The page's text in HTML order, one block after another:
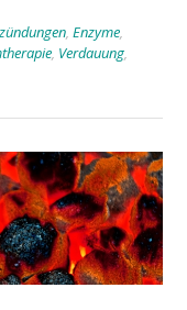
, Enzyme,
, Verdauung,